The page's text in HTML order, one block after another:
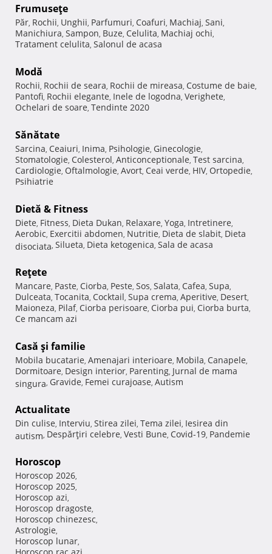
Frumuseţe
Păr, Rochii, Unghii, Parfumuri, Coafuri, Machiaj, Sani,
Manichiura, Sampon, Buze, Celulita, Machiaj ochi,
Tratament celulita, Salonul de acasa
Modă
Rochii, Rochii de seara, Rochii de mireasa, Costume de baie,
Pantofi, Rochii elegante, Inele de logodna, Verighete,
Ochelari de soare, Tendinte 2020
Sănătate
Sarcina, Ceaiuri, Inima, Psihologie, Ginecologie,
Stomatologie, Colesterol, Anticonceptionale, Test sarcina,
Cardiologie, Oftalmologie, Avort, Ceai verde, HIV, Ortopedie,
Psihiatrie
Dietă & Fitness
Diete, Fitness, Dieta Dukan, Relaxare, Yoga, Intretinere,
Aerobic, Exercitii abdomen, Nutritie, Dieta de slabit, Dieta
disociata, Silueta, Dieta ketogenica, Sala de acasa
Reţete
Mancare, Paste, Ciorba, Peste, Sos, Salata, Cafea, Supa,
Dulceata, Tocanita, Cocktail, Supa crema, Aperitive, Desert,
Maioneza, Pilaf, Ciorba perisoare, Ciorba pui, Ciorba burta,
Ce mancam azi
Casă şi familie
Mobila bucatarie, Amenajari interioare, Mobila, Canapele,
Dormitoare, Design interior, Parenting, Jurnal de mama
singura, Gravide, Femei curajoase, Autism
Actualitate
Din culise, Interviu, Stirea zilei, Tema zilei, Iesirea din
autism, Despărţiri celebre, Vesti Bune, Covid-19, Pandemie
Horoscop
Horoscop 2026,
Horoscop 2025,
Horoscop azi,
Horoscop dragoste,
Horoscop chinezesc,
Astrologie,
Horoscop lunar,